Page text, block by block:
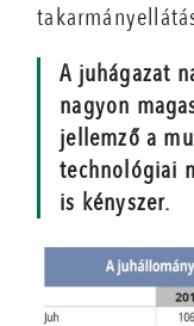
A juhágazat
nagyon
jellemző a
technológiai
is kényszer.